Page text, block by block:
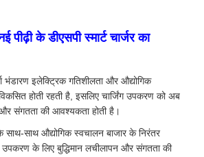
के डीएसपी स्मार्ट चार्जर का
भंडारण इलेक्ट्रिक गतिशीलता और औद्योगिक
होती रहती है, इसलिए चार्जिंग उपकरण को अब
संगतता की आवश्यकता होती है।
साथ-साथ औद्योगिक स्वचालन बाजार के निरंतर
के लिए बुद्धिमान लचीलापन और संगतता की